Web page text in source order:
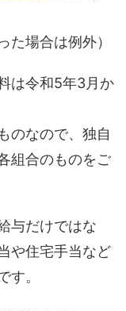
た場合は例外）
は令和5年3月か
のなので、独自
組合のものをご
与だけではな
や住宅手当など
す。